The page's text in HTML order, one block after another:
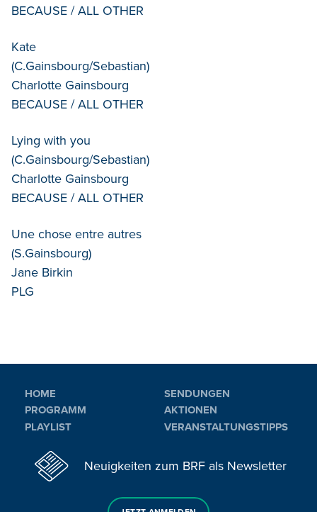
BECAUSE / ALL OTHER
Kate
(C.Gainsbourg/Sebastian)
Charlotte Gainsbourg
BECAUSE / ALL OTHER
Lying with you
(C.Gainsbourg/Sebastian)
Charlotte Gainsbourg
BECAUSE / ALL OTHER
Une chose entre autres
(S.Gainsbourg)
Jane Birkin
PLG
HOME
PROGRAMM
PLAYLIST
SENDUNGEN
AKTIONEN
VERANSTALTUNGSTIPPS
Neuigkeiten zum BRF als Newsletter